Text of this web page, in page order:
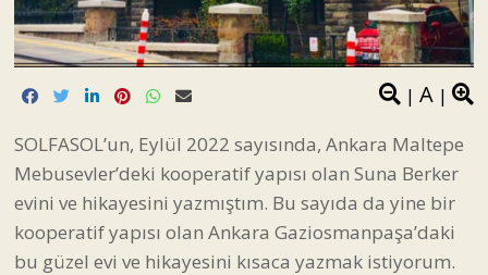
| A |
SOLFASOL’un, Eylül 2022 sayısında, Ankara Maltepe
Mebusevler’deki kooperatif yapısı olan Suna Berker
evini ve hikayesini yazmıştım. Bu sayıda da yine bir
kooperatif yapısı olan Ankara Gaziosmanpaşa’daki
bu güzel evi ve hikayesini kısaca yazmak istiyorum.